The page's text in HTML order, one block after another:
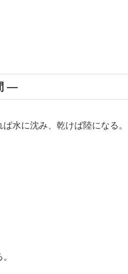
―
水に沈み、乾けば陸になる。